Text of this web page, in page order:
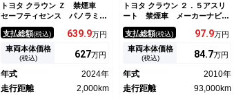
トヨタ クラウン Ｚ 禁煙車
セーフティセンス パノラミッ
クビューモニター ＢＳＭ ４
眼ＬＥＤヘッドライト 純正１
９インチＡＷ 革巻ステアリン
グ パドルシフト 専用ナッパ
プレミアムサウンド
支払総額(税込) 639.9万円
車両本体価格
(税込) 627万円
年式
2024年
走行距離
2,000km
トヨタ クラウン ２．５アスリ
ート 禁煙車 メーカーナビ
バックカメラ 純正１８インチ
ＡＷ 革巻きステアリング ダ
ークスモーク加飾ＨＩＤヘッ
ド スーパーライブ スマート
ート クルーズコントロール
支払総額(税込) 97.9万円
車両本体価格
(税込) 84.7万円
年式
2010年
走行距離
93,000km